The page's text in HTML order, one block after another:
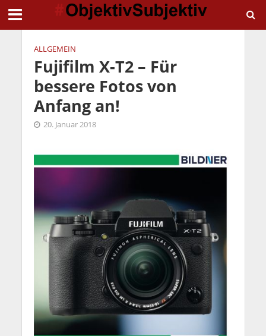
ALLGEMEIN
Fujifilm X-T2 – Für
bessere Fotos von
Anfang an!
20. Januar 2018